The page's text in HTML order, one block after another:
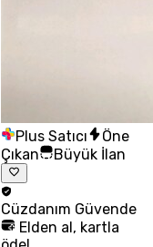
Plus Satıcı
Öne
Çıkan
Büyük İlan
Cüzdanım Güvende
Elden al, kartla